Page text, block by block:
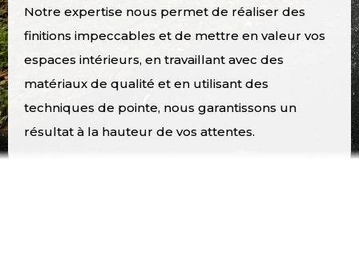
Notre expertise nous permet de réaliser des
finitions impeccables et de mettre en valeur vos
espaces intérieurs, en travaillant avec des
matériaux de qualité et en utilisant des
techniques de pointe, nous garantissons un
résultat à la hauteur de vos attentes.